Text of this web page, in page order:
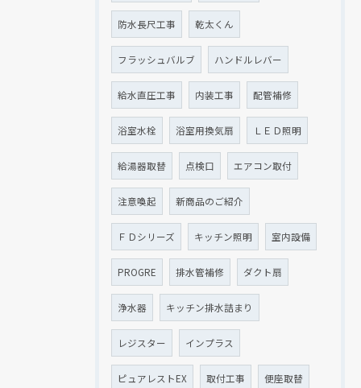
防水長尺工事 乾太くん
フラッシュバルブ ハンドルレバー
給水直圧工事 内装工事 配管補修
浴室水栓 浴室用換気扇 ＬＥＤ照明
給湯器取替 点検口 エアコン取付
注意喚起 新商品のご紹介
ＦＤシリーズ キッチン照明 室内設備
PROGRE 排水管補修 ダクト扇
浄水器 キッチン排水詰まり
レジスター インプラス
ピュアレストEX 取付工事 便座取替